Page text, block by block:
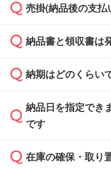
依頼いただいた場
銀行振込のみの
売掛(納品後の支払
基本的には先入金
どの場合は、月末
また、卒業・卒園
校や幼稚園・保育
納品書と領収書は
納品書・領収書は
ず、通常はPDF
ます。
たは注文フォーム
納期はどのくらい
・印刷する場合
ご入金、イメー
納品日を指定でき
です
ご希望の納期があ
在庫の確保・取り